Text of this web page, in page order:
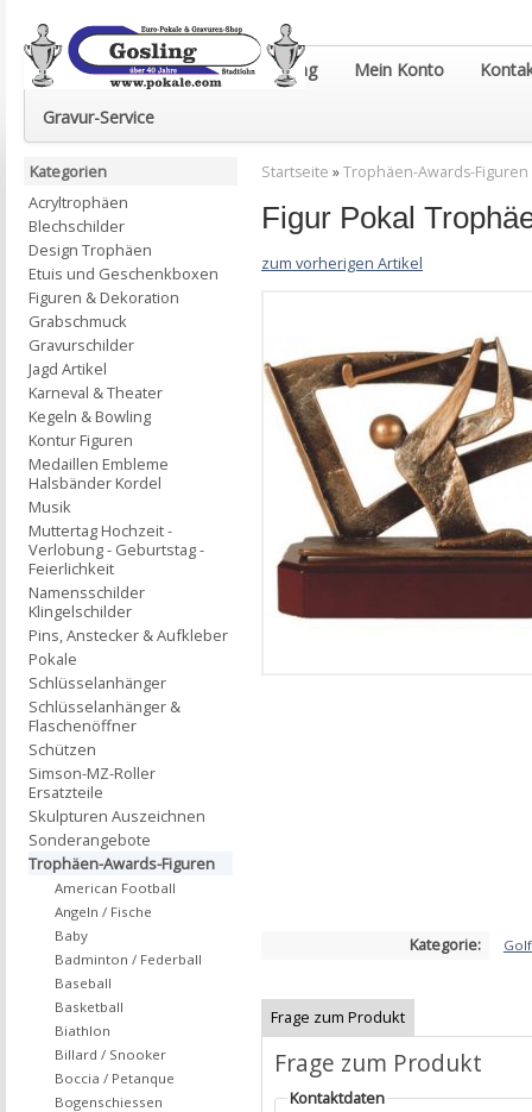
Euro-Pokale & Gravur-Shop Gosling Mein Konto
Gravur-Service
Startseite »Trophäen-Awards-Figuren
Figur Pokal
zum vorherigen Artikel
Kategorie: Golf
Frage zum Produkt
Frage zum Produkt
Kontaktdaten
Kategorien
Acryltrophäen
Blechschilder
Design Trophäen
Etuis und Geschenkboxen
Figuren & Dekoration
Grabschmuck
Gravurschilder
Jagd Artikel
Karneval & Theater
Kegeln & Bowling
Kontur Figuren
Medaillen Embleme
Halsbänder Kordel
Musik
Muttertag Hochzeit -
Verlobung - Geburtstag -
Feierlichkeit
Namensschilder
Klingelschilder
Pins, Anstecker & Aufkleber
Pokale
Schlüsselanhänger
Schlüsselanhänger &
Flaschenöffner
Schützen
Simson-MZ-Roller
Ersatzteile
Skulpturen Auszeichnen
Sonderangebote
Trophäen-Awards-Figuren
American Football
Angeln / Fische
Baby
Badminton / Federball
Baseball
Basketball
Biathlon
Billard / Snooker
Boccia / Petanque
Bogenschiessen